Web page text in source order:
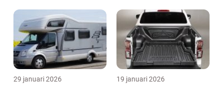
29 januari 2026 19 januari 2026